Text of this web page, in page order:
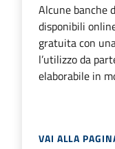
Alcune banche
disponibili
gratuita con
l’utilizzo da
elaborabile in
VAI ALLA